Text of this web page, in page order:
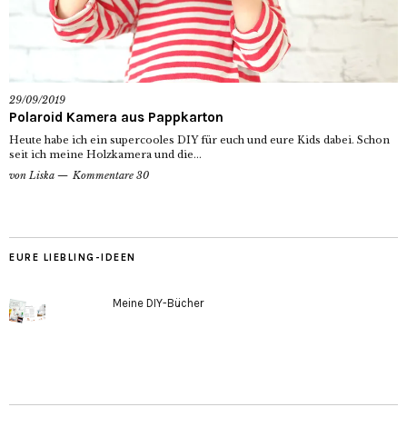
29/09/2019
Polaroid Kamera aus Pappkarton
Heute habe ich ein supercooles DIY für euch und eure Kids dabei. Schon
seit ich meine Holzkamera und die...
von Liska Kommentare 30
EURE LIEBLING-IDEEN
Meine DIY-Bücher